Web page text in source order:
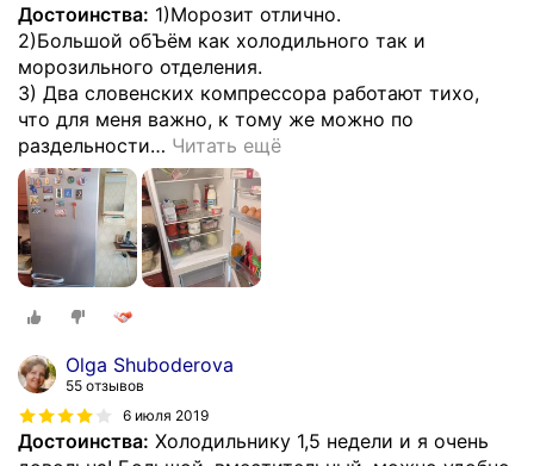
Достоинства: 1)Морозит отлично.
2)Большой обЪём как холодильного так и
морозильного отделения.
3) Два словенских компрессора работают тихо,
что для меня важно, к тому же можно по
раздельности… Читать ещё
Olga Shuboderova
55 отзывов
6 июля 2019
Достоинства: Холодильнику 1,5 недели и я очень